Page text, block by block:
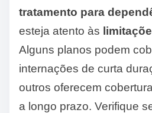
tratamento para
esteja atento às
Alguns planos podem
internações de curta
outros oferecem
a longo prazo. Verifique